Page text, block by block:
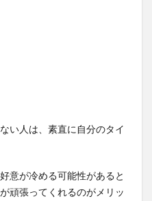
い人は、素直に自分のタイ
意が冷める可能性があると
頑張ってくれるのがメリッ